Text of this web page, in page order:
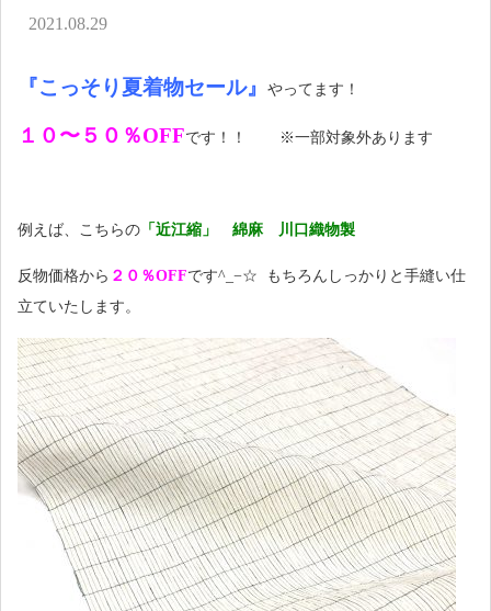
アクセス
お問い合わせ
2021.08.29
『こっそり夏着物セール』 やってます！
１０〜５０％OFFです！！ ※一部対象外あります
例えば、こちらの 「近江縮」 綿麻 川口織物製
反物価格から ２０％OFFです^_−☆ もちろんしっかりと手縫い仕
立ていたします。